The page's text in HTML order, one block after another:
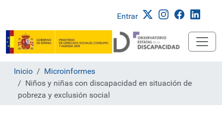
Entrar
Inicio
Microinformes
Niños y niñas con discapacidad en situación de
pobreza y exclusión social